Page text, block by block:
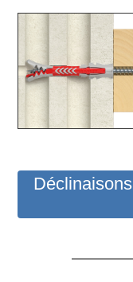
Déclinaisons